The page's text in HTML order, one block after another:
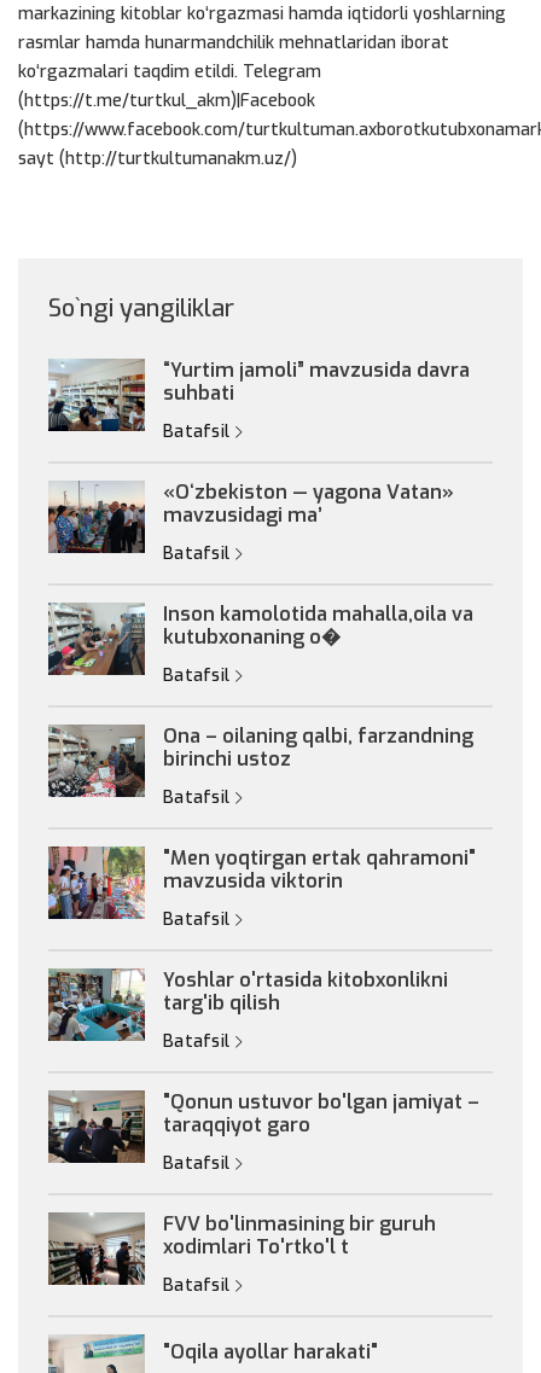
markazining kitoblar ko‘rgazmasi hamda iqtidorli yoshlarning
rasmlar hamda hunarmandchilik mehnatlaridan iborat
ko‘rgazmalari taqdim etildi. Telegram
(https://t.me/turtkul_akm)|Facebook
(https://www.facebook.com/
sayt (http://turtkultumanakm.uz/)
So`ngi yangiliklar
“Yurtim jamoli” mavzusida davra
suhbati
Batafsil
«Oʻzbekiston — yagona Vatan»
mavzusidagi maʼ
Batafsil
Inson kamolotida mahalla,oila va
kutubxonaning o�
Batafsil
Ona – oilaning qalbi, farzandning
birinchi ustoz
Batafsil
"Men yoqtirgan ertak qahramoni"
mavzusida viktorin
Batafsil
Yoshlar o'rtasida kitobxonlikni
targ'ib qilish
Batafsil
"Qonun ustuvor bo'lgan jamiyat –
taraqqiyot garo
Batafsil
FVV bo'linmasining bir guruh
xodimlari To'rtko'l t
Batafsil
"Oqila ayollar harakati"